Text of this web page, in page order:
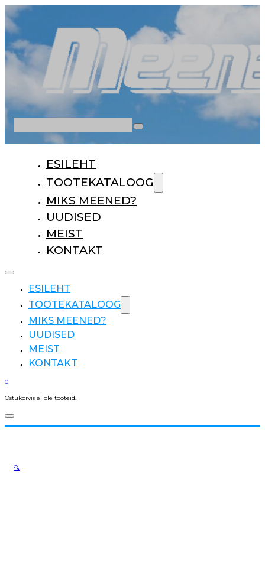
ESILEHT
TOOTEKATALOOG
MIKS MEENED?
UUDISED
MEIST
KONTAKT
ESILEHT
TOOTEKATALOOG
MIKS MEENED?
UUDISED
MEIST
KONTAKT
0
Ostukorvis ei ole tooteid.
🔍